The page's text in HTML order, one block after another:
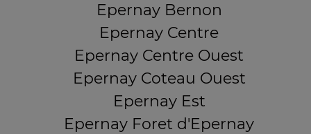
Epernay Bernon
Epernay Centre
Epernay Centre Ouest
Epernay Coteau Ouest
Epernay Est
Epernay Foret d'Epernay